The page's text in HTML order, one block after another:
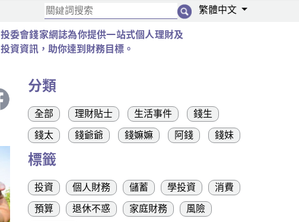
繁體中文
投委會錢家網誌為你提供一站式個人理財及
投資資訊，助你達到財務目標。
分類
全部 理財貼士 生活事件
錢生
錢太
錢爺爺 錢嫲嫲 阿錢 錢妹
標籤
投資 個人財務 儲蓄 學投資
消費
預算
退休不惑 家庭財務
風險